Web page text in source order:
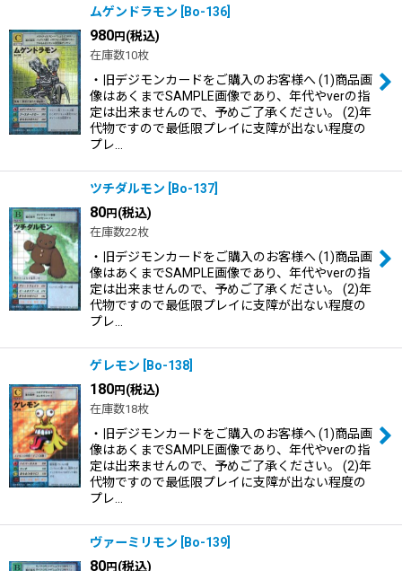
ムゲンドラモン Bo-136
980円(税込)
在庫数10枚
・旧デジモンカードをご購入のお客様へ (1)商品画
像はあくまでSAMPLE画像であり、年代やverの指
定は出来ませんので、予めご了承ください。 (2)年
代物ですので最低限プレイに支障が出ない程度の
プレ…
ツチダルモン Bo-137
80円(税込)
在庫数22枚
・旧デジモンカードをご購入のお客様へ (1)商品画
像はあくまでSAMPLE画像であり、年代やverの指
定は出来ませんので、予めご了承ください。 (2)年
代物ですので最低限プレイに支障が出ない程度の
プレ…
ゲレモン Bo-138
180円(税込)
在庫数18枚
・旧デジモンカードをご購入のお客様へ (1)商品画
像はあくまでSAMPLE画像であり、年代やverの指
定は出来ませんので、予めご了承ください。 (2)年
代物ですので最低限プレイに支障が出ない程度の
プレ…
ヴァーミリモン Bo-139
80円(税込)